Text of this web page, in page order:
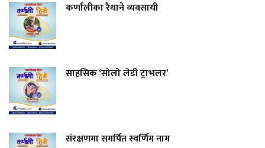
कर्णालीका रैथाने व्यवसायी
साहसिक ‘सोलो लेडी ट्राभलर’
संरक्षणमा समर्पित स्वर्णिम नाम